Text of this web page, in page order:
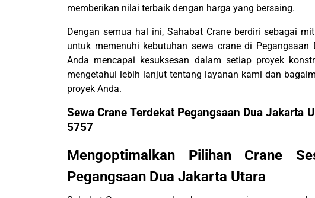
memberikan nilai terbaik dengan harga yang bersaing.
Dengan semua hal ini, Sahabat Crane berdiri sebagai
untuk memenuhi kebutuhan sewa crane di
Anda mencapai kesuksesan dalam setiap proyek
mengetahui lebih lanjut tentang layanan kami dan
proyek Anda.
Sewa Crane Terdekat Pegangsaan Dua Jakarta
5757
Mengoptimalkan Pilihan Crane
Pegangsaan Dua Jakarta Utara